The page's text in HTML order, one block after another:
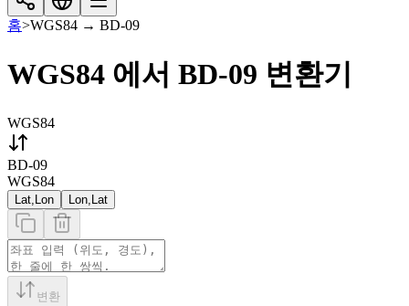
홈>WGS84 → BD-09
WGS84 에서 BD-09 변환기
WGS84
BD-09
WGS84
Lat,Lon Lon,Lat
변환